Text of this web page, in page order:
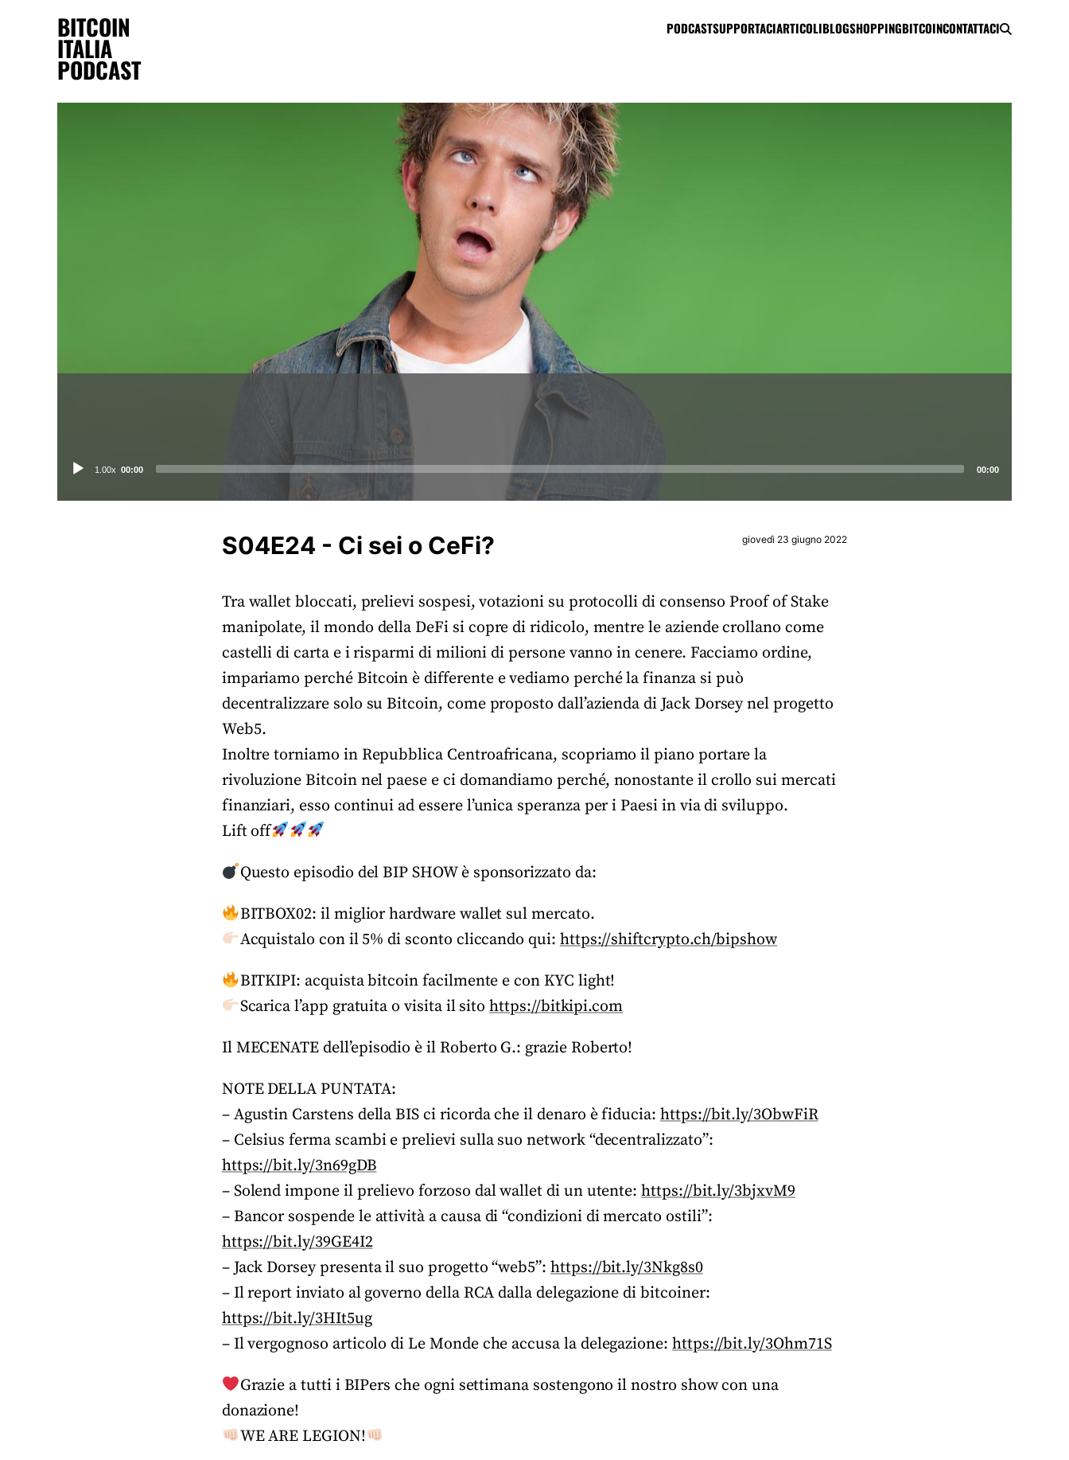
BITCOIN
ITALIA
PODCAST
PODCASTSUPPORTACIARTICOLIBLOGSHOPPINGBITCOINCONTATTACI
Audio
1.00x 00:00 00:00
S04E24 - Ci sei o CeFi? giovedì 23 giugno 2022
Tra wallet bloccati, prelievi sospesi, votazioni su protocolli di consenso Proof of Stake
manipolate, il mondo della DeFi si copre di ridicolo, mentre le aziende crollano come
castelli di carta e i risparmi di milioni di persone vanno in cenere. Facciamo ordine,
impariamo perché Bitcoin è differente e vediamo perché la finanza si può
decentralizzare solo su Bitcoin, come proposto dall’azienda di Jack Dorsey nel progetto
Web5.
Inoltre torniamo in Repubblica Centroafricana, scopriamo il piano portare la
rivoluzione Bitcoin nel paese e ci domandiamo perché, nonostante il crollo sui mercati
finanziari, esso continui ad essere l’unica speranza per i Paesi in via di sviluppo.
Lift off
Questo episodio del BIP SHOW è sponsorizzato da:
BITBOX02: il miglior hardware wallet sul mercato.
Acquistalo con il 5% di sconto cliccando qui: https://shiftcrypto.ch/bipshow
BITKIPI: acquista bitcoin facilmente e con KYC light!
Scarica l’app gratuita o visita il sitohttps://bitkipi.com
Il MECENATE dell’episodio è il Roberto G.: grazie Roberto!
NOTE DELLA PUNTATA:
– Agustin Carstens della BIS ci ricorda che il denaro è fiducia: https://bit.ly/3ObwFiR
– Celsius ferma scambi e prelievi sulla suo network “decentralizzato”:
https://bit.ly/3n69gDB
– Solend impone il prelievo forzoso dal wallet di un utente:https://bit.ly/3bjxvM9
– Bancor sospende le attività a causa di “condizioni di mercato ostili”:
https://bit.ly/39GE4I2
– Jack Dorsey presenta il suo progetto “web5”: https://bit.ly/3Nkg8s0
– Il report inviato al governo della RCA dalla delegazione di bitcoiner:
https://bit.ly/3HIt5ug
– Il vergognoso articolo di Le Monde che accusa la delegazione: https://bit.ly/3Ohm71S
Grazie a tutti i BIPers che ogni settimana sostengono il nostro show con una
donazione!
WE ARE LEGION!